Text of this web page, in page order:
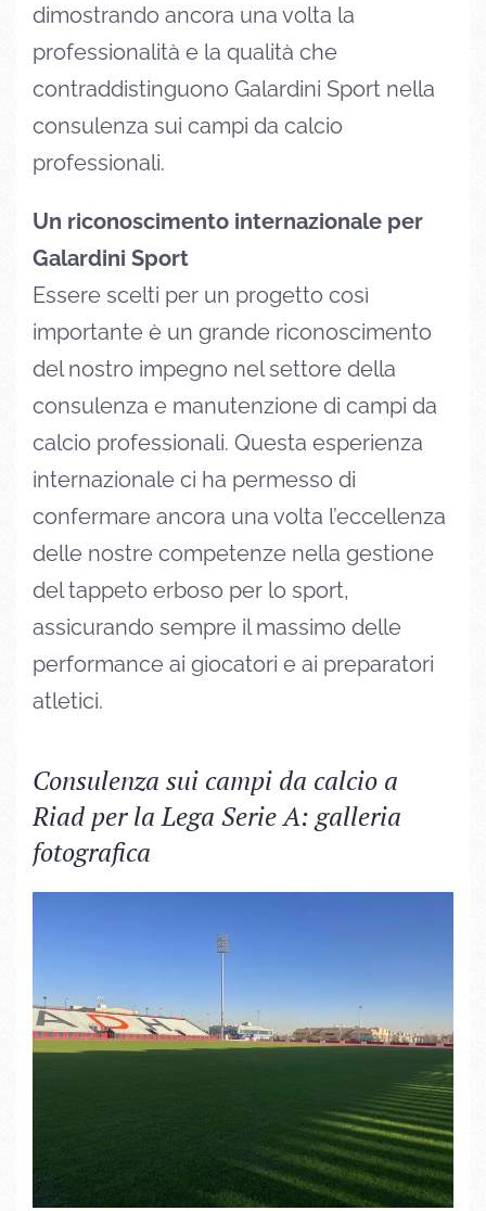
dimostrando ancora una volta la
professionalità e la qualità che
contraddistinguono Galardini Sport nella
consulenza sui campi da calcio
professionali.
Un riconoscimento internazionale per
Galardini Sport
Essere scelti per un progetto così
importante è un grande riconoscimento
del nostro impegno nel settore della
consulenza e manutenzione di campi da
calcio professionali. Questa esperienza
internazionale ci ha permesso di
confermare ancora una volta l’eccellenza
delle nostre competenze nella gestione
del tappeto erboso per lo sport,
assicurando sempre il massimo delle
performance ai giocatori e ai preparatori
atletici.
Consulenza sui campi da calcio a
Riad per la Lega Serie A: galleria
fotografica